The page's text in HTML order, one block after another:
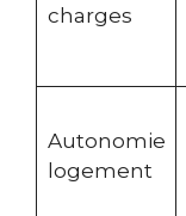
charges
Autonomie
logement